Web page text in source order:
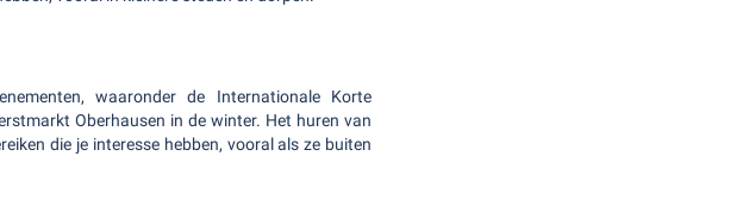
waaronder de Internationale Korte
Oberhausen in de winter. Het huren van
die je interesse hebben, vooral als ze buiten